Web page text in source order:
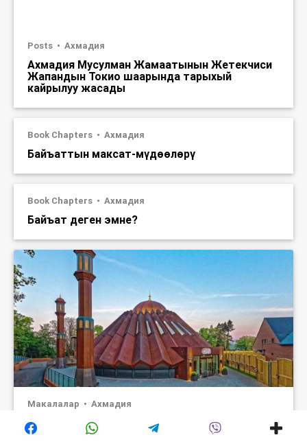
Posts Ахмадия
Ахмадия Мусулман Жамаатынын Жетекчиси
Жапандын Токио шаарында тарыхый
кайрылуу жасады
Book Chapters Ахмадия
Байъаттын максат-мүдөөлөрү
Book Chapters Ахмадия
Байъат деген эмне?
Макалалар Ахмадия
Убада кылынган Масийх жана Махдий
(алайхиссалам)дын келүү максаты